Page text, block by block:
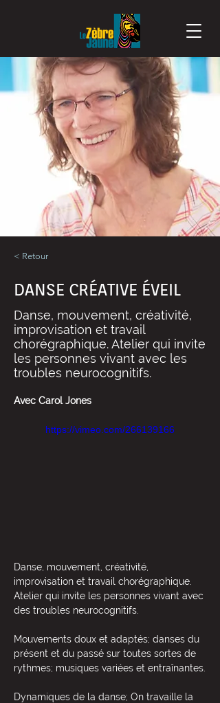
< Retour
DANSE CRÉATIVE ÉVEIL
Danse, mouvement, créativité,
improvisation et travail
chorégraphique. Atelier qui invite
les personnes vivant avec les
troubles neurocognitifs.
Avec Carol Jones
https://vimeo.com/266139166
Danse, mouvement, créativité,
improvisation et travail chorégraphique.
Atelier qui invite les personnes vivant avec
des troubles neurocognitifs.
Mouvements doux et adaptés; danses du
présent et du passé sur toutes sortes de
rythmes; musiques variées et entraînantes.​
Dynamiques de la danse; On travaille la